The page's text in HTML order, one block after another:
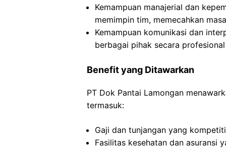
Kemampuan manajerial dan
memimpin tim, memecahkan
Kemampuan komunikasi dan
berbagai pihak secara
Benefit yang Ditawarkan
PT Dok Pantai Lamongan
termasuk:
Gaji dan tunjangan yang
Fasilitas kesehatan dan asuransi